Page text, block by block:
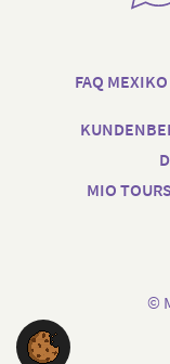
FAQ
MIO TOURS
©